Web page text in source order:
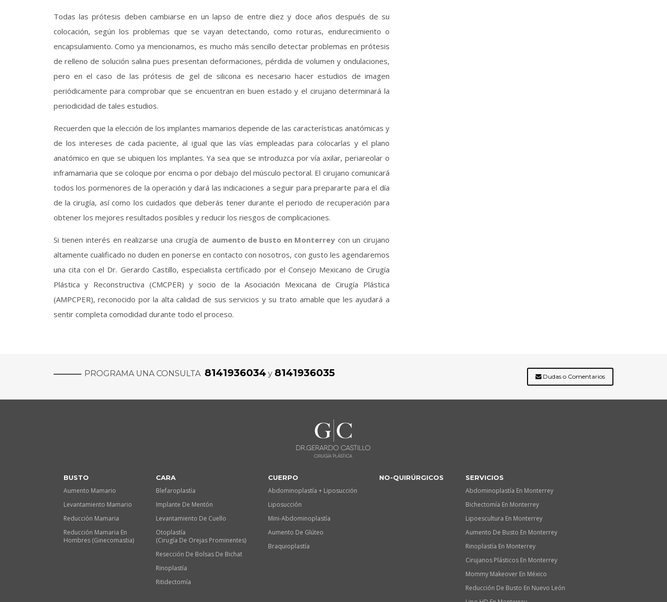
Todas las prótesis deben cambiarse en un lapso de entre diez y doce años después de su
colocación, según los problemas que se vayan detectando, como roturas, endurecimiento o
encapsulamiento. Como ya mencionamos, es mucho más sencillo detectar problemas en prótesis
de relleno de solución salina pues presentan deformaciones, pérdida de volumen y ondulaciones,
pero en el caso de las prótesis de gel de silicona es necesario hacer estudios de imagen
periódicamente para comprobar que se encuentran en buen estado y el cirujano determinará la
periodicidad de tales estudios.
Recuerden que la elección de los implantes mamarios depende de las características anatómicas y
de los intereses de cada paciente, al igual que las vías empleadas para colocarlas y el plano
anatómico en que se ubiquen los implantes. Ya sea que se introduzca por vía axilar, periareolar o
inframamaria que se coloque por encima o por debajo del músculo pectoral. El cirujano comunicará
todos los pormenores de la operación y dará las indicaciones a seguir para prepararte para el día
de la cirugía, así como los cuidados que deberás tener durante el periodo de recuperación para
obtener los mejores resultados posibles y reducir los riesgos de complicaciones.
Si tienen interés en realizarse una cirugía de aumento de busto en Monterreycon un cirujano
altamente cualificado no duden en ponerse en contacto con nosotros, con gusto les agendaremos
una cita con el Dr. Gerardo Castillo, especialista certificado por el Consejo Mexicano de Cirugía
Plástica y Reconstructiva (CMCPER) y socio de la Asociación Mexicana de Cirugía Plástica
(AMPCPER), reconocido por la alta calidad de sus servicios y su trato amable que les ayudará a
sentir completa comodidad durante todo el proceso.
PROGRAMA UNA CONSULTA 8141936034 y 8141936035 Dudas o Comentarios
BUSTO
Aumento Mamario
Levantamiento Mamario
Reducción Mamaria
Reducción Mamaria En
Hombres (Ginecomastia)
CARA
Blefaroplastía
Implante De Mentón
Levantamiento De Cuello
Otoplastía
(Cirugía De Orejas Prominentes)
Resección De Bolsas De Bichat
Rinoplastía
Ritidectomía
CUERPO
Abdominoplastía + Liposucción
Liposucción
Mini-Abdominoplastía
Aumento De Glúteo
Braquioplastía
NO-QUIRÚRGICOS SERVICIOS
Abdominoplastía En Monterrey
Bichectomía En Monterrey
Lipoescultura En Monterrey
Aumento De Busto En Monterrey
Rinoplastía En Monterrey
Cirujanos Plásticos En Monterrey
Mommy Makeover En México
Reducción De Busto En Nuevo León